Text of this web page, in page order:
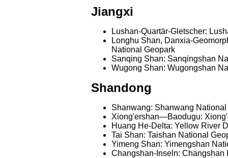
Jiangxi
Lushan-Quartär-Gletscher:
Longhu Shan, Danxia-
National Geopark
Sanqing Shan: Sanqingshan
Wugong Shan: Wugongshan
Shandong
Shanwang: Shanwang
Xiong'ershan—Baodugu:
Huang He-Delta: Yellow River
Tai Shan: Taishan National
Yimeng Shan: Yimengshan
Changshan-Inseln: Changshan